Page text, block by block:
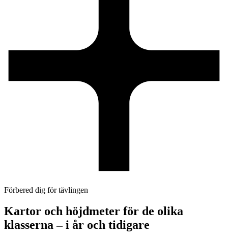
Förbered dig för tävlingen
Kartor och höjdmeter för de olika
klasserna – i år och tidigare